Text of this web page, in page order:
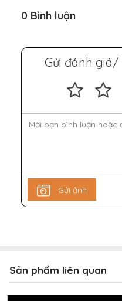
0 Bình luận
Gửi đánh giá/
Gửi ảnh
Sản phẩm liên quan